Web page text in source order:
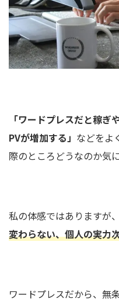
「ワードプレスだと稼
PVが増加する」 などをよ
際のところどうなのか気
私の体感ではありますが
変わらない、個人の実力
ワードプレスだから、無